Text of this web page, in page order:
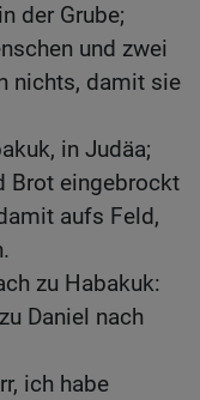
der Grube;
und zwei
nichts, damit sie
in Judäa;
Brot eingebrockt
aufs Feld,
zu Habakuk:
Daniel nach
ich habe